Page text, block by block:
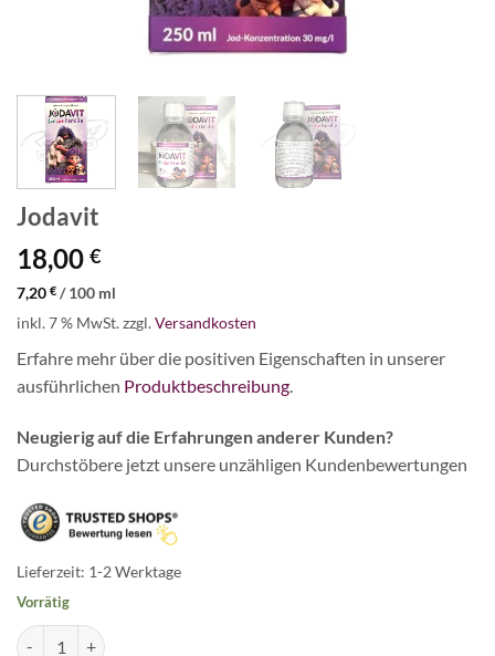
Jodavit
18,00 €
7,20 € /100 ml
inkl. 7 % MwSt.zzgl.Versandkosten
Erfahre mehr über die positiven Eigenschaften in unserer
ausführlichen Produktbeschreibung.
Neugierig auf die Erfahrungen anderer Kunden?
Durchstöbere jetzt unsere unzähligen Kundenbewertungen
Lieferzeit: 1-2 Werktage
Vorrätig
Jodavit Menge